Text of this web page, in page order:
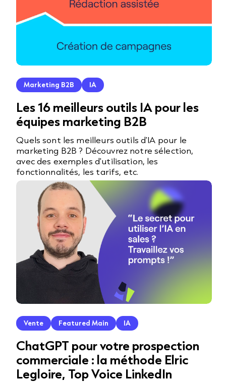
Marketing B2B IA
Les 16 meilleurs outils IA pour les
équipes marketing B2B
Quels sont les meilleurs outils d'IA pour le
marketing B2B ? Découvrez notre sélection,
avec des exemples d'utilisation, les
fonctionnalités, les tarifs, etc.
Vente Featured Main IA
ChatGPT pour votre prospection
commerciale : la méthode Elric
Legloire, Top Voice LinkedIn